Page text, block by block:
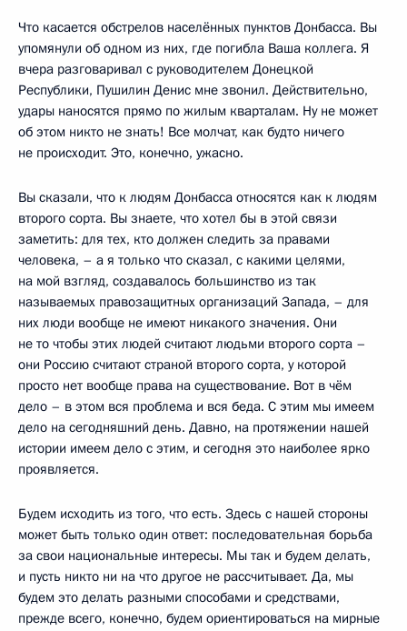
Что касается обстрелов населённых пунктов Донбасса. Вы
упомянули об одном из них, где погибла Ваша коллега. Я
вчера разговаривал с руководителем Донецкой
Республики, Пушилин Денис мне звонил. Действительно,
удары наносятся прямо по жилым кварталам. Ну не может
об этом никто не знать! Все молчат, как будто ничего
не происходит. Это, конечно, ужасно.
Вы сказали, что к людям Донбасса относятся как к людям
второго сорта. Вы знаете, что хотел бы в этой связи
заметить: для тех, кто должен следить за правами
человека, – а я только что сказал, с какими целями,
на мой взгляд, создавалось большинство из так
называемых правозащитных организаций Запада, – для
них люди вообще не имеют никакого значения. Они
не то чтобы этих людей считают людьми второго сорта –
они Россию считают страной второго сорта, у которой
просто нет вообще права на существование. Вот в чём
дело – в этом вся проблема и вся беда. С этим мы имеем
дело на сегодняшний день. Давно, на протяжении нашей
истории имеем дело с этим, и сегодня это наиболее ярко
проявляется.
Будем исходить из того, что есть. Здесь с нашей стороны
может быть только один ответ: последовательная борьба
за свои национальные интересы. Мы так и будем делать,
и пусть никто ни на что другое не рассчитывает. Да, мы
будем это делать разными способами и средствами,
прежде всего, конечно, будем ориентироваться на мирные